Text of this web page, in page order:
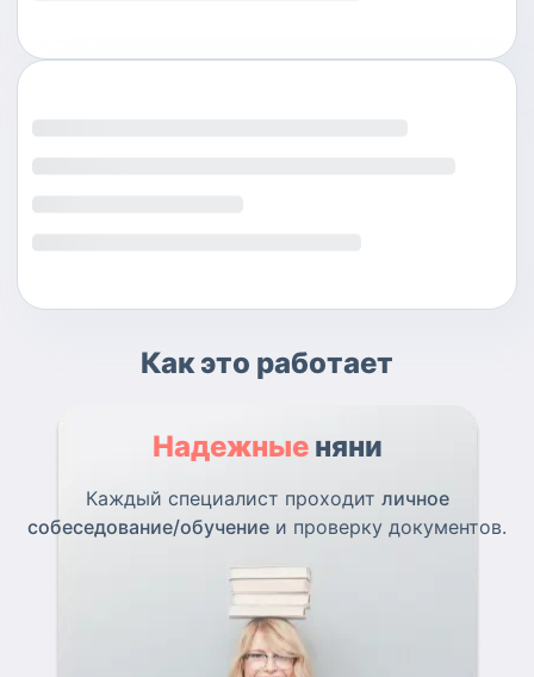
Как это работает
Надежные няни
Каждый специалист проходит личное
собеседование/обучение и проверку документов.